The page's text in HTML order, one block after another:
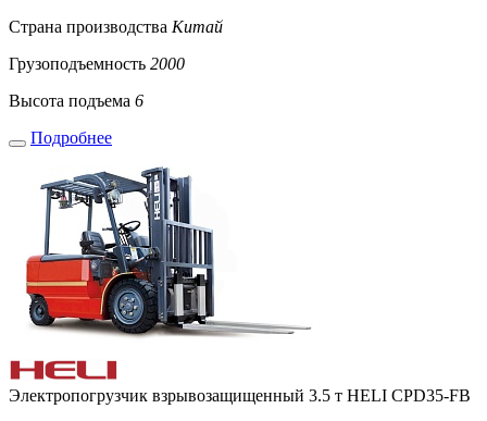
Страна производства Китай
Грузоподъемность 2000
Высота подъема 6
Подробнее
Электропогрузчик взрывозащищенный 3.5 т HELI CPD35-FB